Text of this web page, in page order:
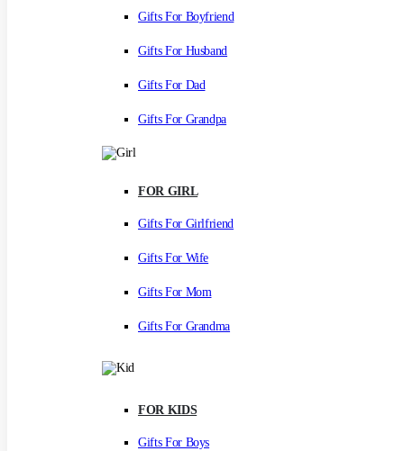
Gifts For Boyfriend
Gifts For Husband
Gifts For Dad
Gifts For Grandpa
FOR GIRL
Gifts For Girlfriend
Gifts For Wife
Gifts For Mom
Gifts For Grandma
FOR KIDS
Gifts For Boys